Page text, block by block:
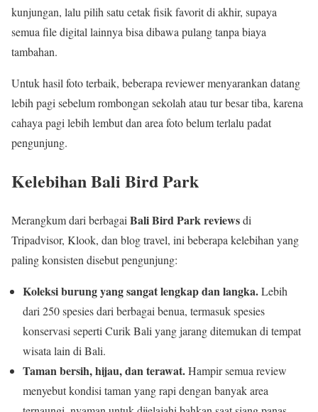
kunjungan, lalu pilih satu cetak fisik favorit di akhir, supaya
semua file digital lainnya bisa dibawa pulang tanpa biaya
tambahan.
Untuk hasil foto terbaik, beberapa reviewer menyarankan datang
lebih pagi sebelum rombongan sekolah atau tur besar tiba, karena
cahaya pagi lebih lembut dan area foto belum terlalu padat
pengunjung.
Kelebihan Bali Bird Park
Merangkum dari berbagaiBali Bird Park reviewsdi
Tripadvisor, Klook, dan blog travel, ini beberapa kelebihan yang
paling konsisten disebut pengunjung:
Koleksi burung yang sangat lengkap dan langka.Lebih
dari 250 spesies dari berbagai benua, termasuk spesies
konservasi seperti Curik Bali yang jarang ditemukan di tempat
wisata lain di Bali.
Taman bersih, hijau, dan terawat.Hampir semua review
menyebut kondisi taman yang rapi dengan banyak area